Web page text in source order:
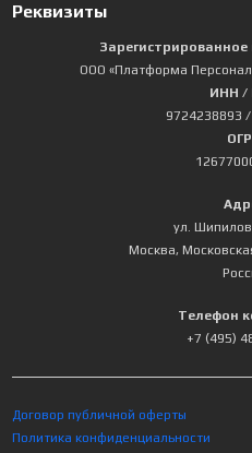
Реквизиты
ООО «Платформа
ИНН /
9724238893 /
ул.
Москва,
Телефон
+7 (495)
Договор публичной оферты
Политика конфиденциальности